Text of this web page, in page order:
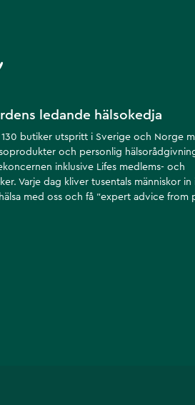
ledande hälsokedja
130 butiker utspritt i Sverige och Norge
och personlig
inklusive Lifes medlems- och
Varje dag kliver tusentals människor
med oss och få ”expert advice from